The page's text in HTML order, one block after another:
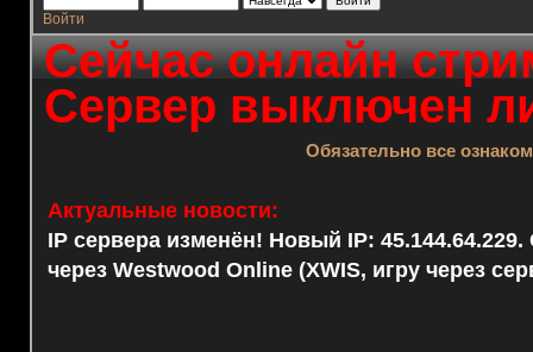
Войти
Сейчас онлайн
Сервер выключен
Обязательно все
Актуальные новости:
IP сервера изменён! Новый IP: 45.144.64.229.
через Westwood Online (XWIS, игру через